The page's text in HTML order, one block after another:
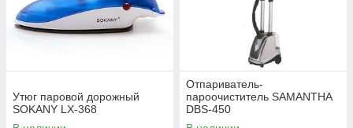
Утюг паровой дорожный
SOKANY LX-368
Отпариватель-
пароочиститель SAMANTHA
DBS-450